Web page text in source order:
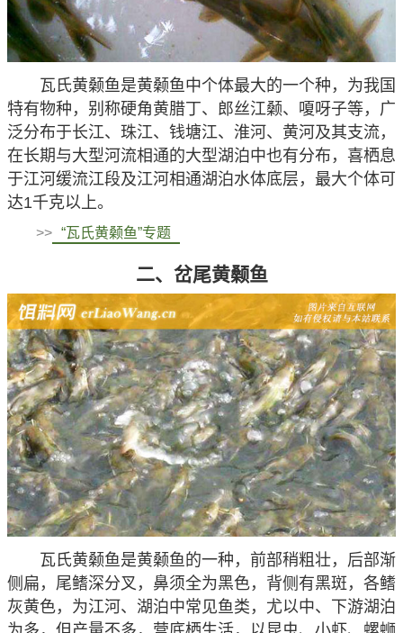
瓦氏黄颡鱼是黄颡鱼中个体最大的一个种，为我国
特有物种，别称硬角黄腊丁、郎丝江颡、嗄呀子等，广
泛分布于长江、珠江、钱塘江、淮河、黄河及其支流，
在长期与大型河流相通的大型湖泊中也有分布，喜栖息
于江河缓流江段及江河相通湖泊水体底层，最大个体可
达1千克以上。
>> “瓦氏黄颡鱼”专题
二、岔尾黄颡鱼
瓦氏黄颡鱼是黄颡鱼的一种，前部稍粗壮，后部渐
侧扁，尾鳍深分叉，鼻须全为黑色，背侧有黑斑，各鳍
灰黄色，为江河、湖泊中常见鱼类，尤以中、下游湖泊